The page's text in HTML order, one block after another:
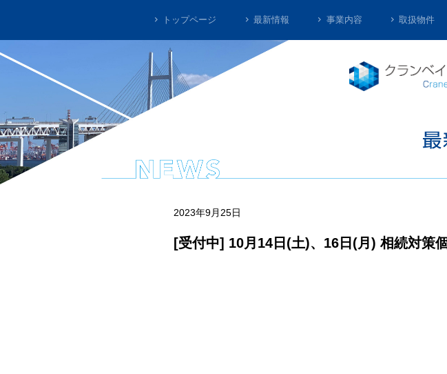
トップページ 最新情報 事業内容 取扱物件
2023年9月25日
[受付中] 10月14日(土)、16日(月) 相続対策